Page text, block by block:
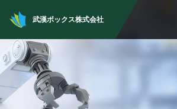
武漢ボックス株式会社